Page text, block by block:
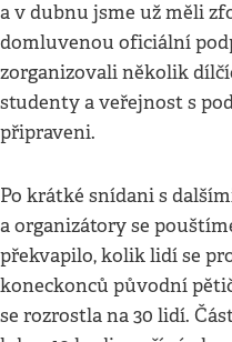
a v dubnu jsme už měli
domluvenou oficiální
zorganizovali několik
studenty a veřejnost s
připraveni.
Po krátké snídani s
a organizátory se
překvapilo, kolik lidí se
koneckonců původní
se rozrostla na 30 lidí.